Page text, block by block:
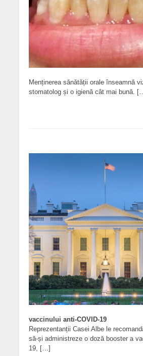
Menținerea sănătății orale înseamnă
stomatolog și o igienă cât mai bună.
vaccinului anti-COVID-19
Reprezentanții Casei Albe le
să-și administreze o doză booster a
19, […]